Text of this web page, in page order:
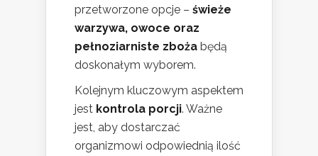
przetworzone opcje – świeże
warzywa, owoce oraz
pełnoziarniste zboża będą
doskonałym wyborem.
Kolejnym kluczowym aspektem
jest kontrola porcji. Ważne
jest, aby dostarczać
organizmowi odpowiednią ilość